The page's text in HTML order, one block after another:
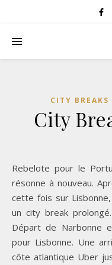
CITY BREAKS
City
Rebelote pour le Portugal En novembre, l’appel du sud
résonne à nouveau.
cette fois sur
un city break
Départ de Narbonne
pour Lisbonne. Une
côte atlantique Uber